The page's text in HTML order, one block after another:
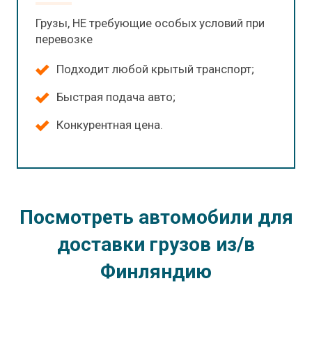
Грузы, НЕ требующие особых условий при
перевозке
Подходит любой крытый транспорт;
Быстрая подача авто;
Конкурентная цена.
Посмотреть автомобили для
доставки грузов из/в
Финляндию